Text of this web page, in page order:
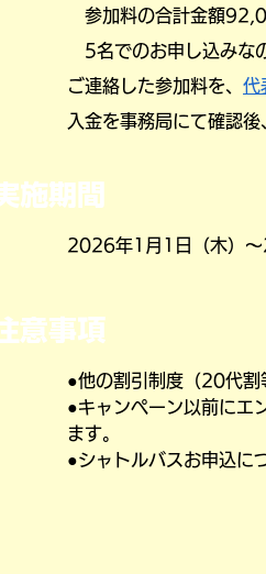
参加料の合計金額
5名でのお申し込みな
ご連絡した参加料を、 代
入金を事務局にて確認
施期間
2026年1月1日（木）
意事項
●他の割引制度（20代割
●キャンペーン以前にエ
ます。
●シャトルバスお申込に